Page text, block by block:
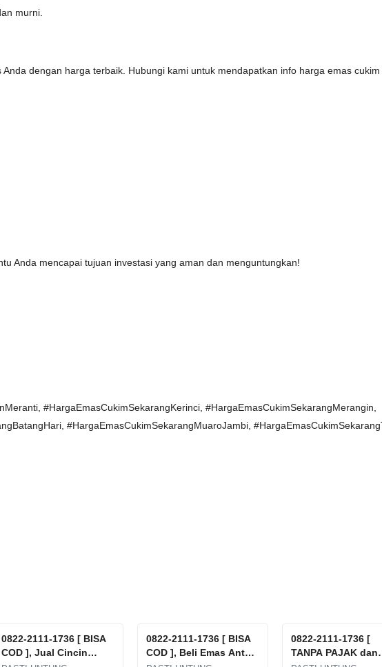
murni.
dengan harga terbaik. Hubungi kami untuk mendapatkan info harga emas
Anda mencapai tujuan investasi yang aman dan menguntungkan!
#HargaEmasCukimSekarangKerinci, #HargaEmasCukimSekarangMerangin,
#HargaEmasCukimSekarangMuaroJambi,
0822-2111-1736 [ BISA
COD ], Jual Cincin
0822-2111-1736 [ BISA
COD ], Beli Emas Antam
0822-2111-1736 [
TANPA PAJAK dan